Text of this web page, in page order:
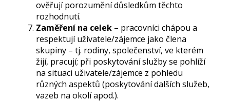
ověřují porozumění důsledkům těchto
rozhodnutí.
Zaměření na celek – pracovníci chápou a
respektují uživatele/zájemce jako člena
skupiny – tj. rodiny, společenství, ve kterém
žijí, pracují; při poskytování služby se pohlíží
na situaci uživatele/zájemce z pohledu
různých aspektů (poskytování dalších služeb,
vazeb na okolí apod.).